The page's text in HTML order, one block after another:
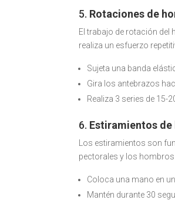
5. Rotaciones de
El trabajo de rotación del
realiza un esfuerzo
Sujeta una banda
Gira los antebrazos
Realiza 3 series de 15-
6. Estiramientos
Los estiramientos son
pectorales y los hombros
Coloca una mano en
Mantén durante 30